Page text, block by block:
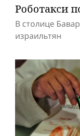
Роботакси
В столице
израильтян